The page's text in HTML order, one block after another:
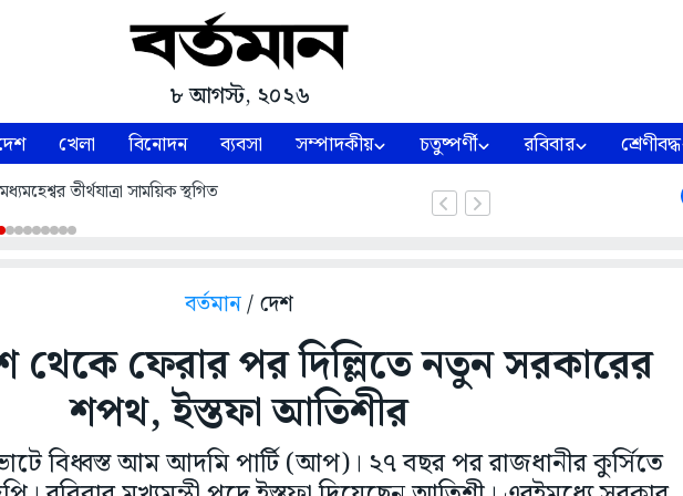
৮ আগস্ট, ২০২৬
খেলা বিনোদন ব্যবসা সম্পাদকীয় চতুষ্পর্ণী রবিবার শ্রেণীবদ্ধ
তীর্থযাত্রা সাময়িক স্থগিত
বর্তমান/ দেশ
থেকে ফেরার পর দিল্লিতে নতুন সরকারের
শপথ, ইস্তফা আতিশীর
বিধ্বস্ত আম আদমি পার্টি (আপ)। ২৭ বছর পর রাজধানীর কুর্সিতে